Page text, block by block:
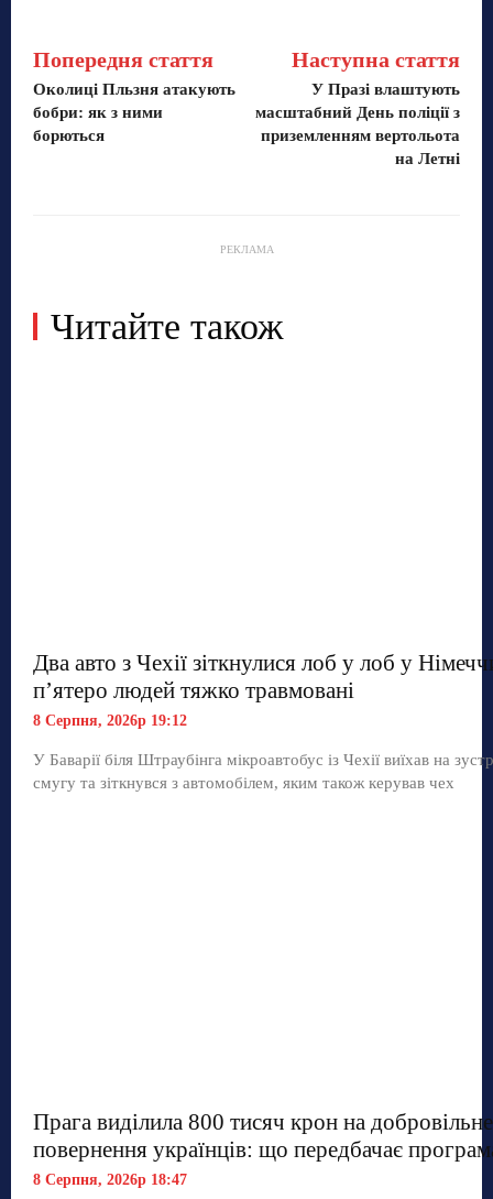
Попередня стаття
Околиці Пльзня атакують
бобри: як з ними
борються
Наступна стаття
У Празі влаштують
масштабний День поліції з
приземленням вертольота
на Летні
РЕКЛАМА
Читайте також
Два авто з Чехії зіткнулися лоб у лоб у
п’ятеро людей тяжко травмовані
8 Серпня, 2026р 19:12
У Баварії біля Штраубінга мікроавтобус із Чехії виїхав на
смугу та зіткнувся з автомобілем, яким також керував чех
Прага виділила 800 тисяч крон на добровільне
повернення українців: що передбачає
8 Серпня, 2026р 18:47